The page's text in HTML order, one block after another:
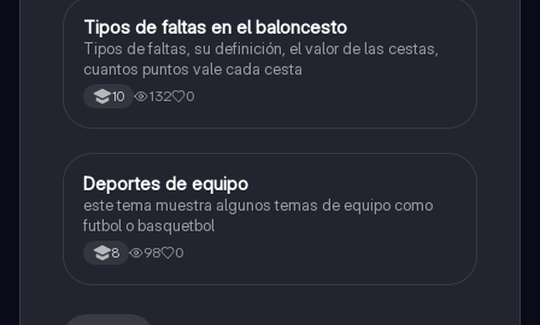
Educación Física
Tipos de faltas en el baloncesto
Tipos de faltas, su definición, el valor de las cestas,
cuantos puntos vale cada cesta
10 132 0
Educación Física
Deportes de equipo
este tema muestra algunos temas de equipo como
futbol o basquetbol
8 98 0